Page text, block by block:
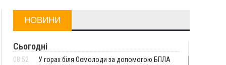
НОВИНИ
Сьогодні
08:52
У горах біля Осмолоди за допомогою БПЛА